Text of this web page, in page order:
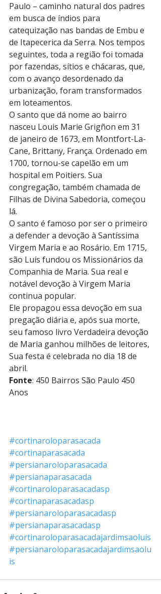
Paulo – caminho natural dos padres
em busca de índios para
catequização nas bandas de Embu e
de Itapecerica da Serra. Nos tempos
seguintes, toda a região foi tomada
por fazendas, sítios e chácaras, que,
com o avanço desordenado da
urbanização, foram transformados
em loteamentos.
O santo que dá nome ao bairro
nasceu Louis Marie Grigñon em 31
de janeiro de 1673, em Montfort-La-
Cane, Brittany, França. Ordenado em
1700, tornou-se capelão em um
hospital em Poitiers. Sua
congregação, também chamada de
Filhas de Divina Sabedoria, começou
lá.
O santo é famoso por ser o primeiro
a defender a devoção à Santíssima
Virgem Maria e ao Rosário. Em 1715,
são Luís fundou os Missionários da
Companhia de Maria. Sua real e
notável devoção à Virgem Maria
continua popular.
Ele propagou essa devoção em sua
pregação diária e, após sua morte,
seu famoso livro Verdadeira devoção
de Maria ganhou milhões de leitores,
Sua festa é celebrada no dia 18 de
abril.
Fonte: 450 Bairros São Paulo 450
Anos
#cortinaroloparasacada
#cortinaparasacada
#persianaroloparasacada
#persianaparasacada
#cortinaroloparasacadasp
#cortinaparasacadasp
#persianaroloparasacadasp
#persianaparasacadasp
#cortinaroloparasacadajardimsaoluis
#persianaroloparasacadajardimsaolu
is